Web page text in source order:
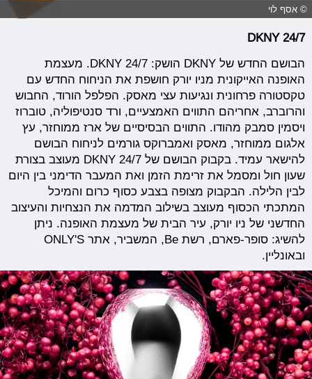
© אסף לוי
DKNY 24/7
הבושם החדש של DKNY הושק: DKNY 24/7. מעצמת
האופנה האייקונית מניו יורק חושפת את הניחוח החדש עם
טקסטורה פרחונית ונגיעות עצי מאסק. הפלפל הורוד, החבוש
והרוברב, אחריהם התווים האמצעיים, ורד סנטיפוליה, טוברוז
ויסמין סמבק מהודו. התווים הבסיסיים של ארז ממוחזר, עץ
אלגום ממוחזר, מאסק ואמברוקס גורמים לניחוח הבושם
להישאר עמיד. בקבוק הבושם של DKNY 24/7 מעוצב בצורת
שעון חול ומסמל את זרימת הזמן ואת המעבר הדימני בין היום
לבין הלילה. הבקבוק מצופה בצבע כסוף כרום והמיכל
המתכתי הכסוף מעוצב בשילוב המדמה את הנצחיות והעיצוב
החדשני של ניו יורק, עיר הבית של מעצמת האופנה. ניתן
להשיג: סופר-פארם, רשת Be, המשביר, אתר ONLY'S
ובאונליין.